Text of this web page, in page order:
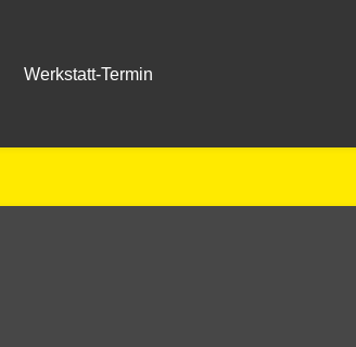
Werkstatt-Termin